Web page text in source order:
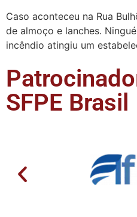
Caso aconteceu na Rua
de almoço e lanches.
incêndio atingiu um
SFPE Brasil